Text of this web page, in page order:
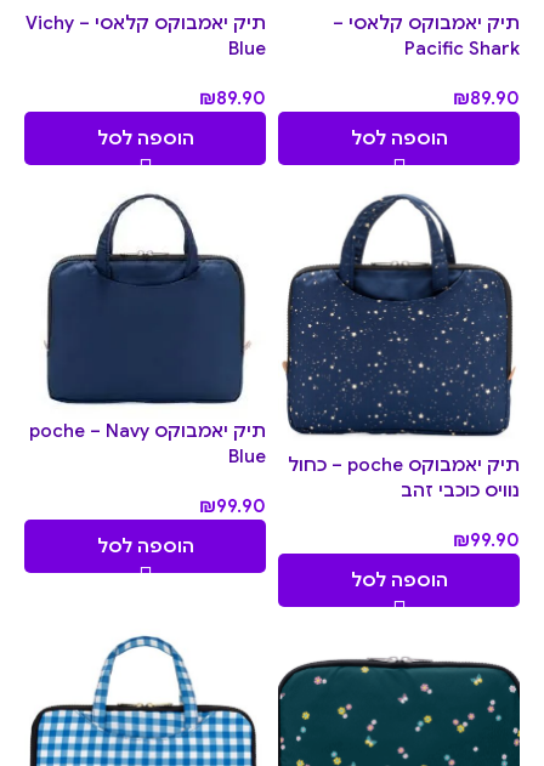
תיק יאמבוקס קלאסי –
Pacific Shark
₪89.90
הוספה לסל
תיק יאמבוקס קלאסי – Vichy
Blue
₪89.90
הוספה לסל
תיק יאמבוקס poche – כחול
נוויס כוכבי זהב
₪99.90
הוספה לסל
תיק יאמבוקס poche – Navy
Blue
₪99.90
הוספה לסל